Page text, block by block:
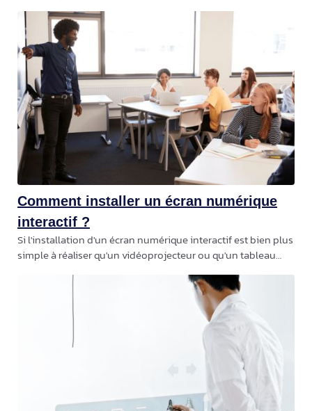
fonctionnalités… En effet,
Comment installer un écran numérique
interactif ?
Si l'installation d'un écran numérique interactif est bien plus
simple à réaliser qu'un vidéoprojecteur ou qu'un tableau